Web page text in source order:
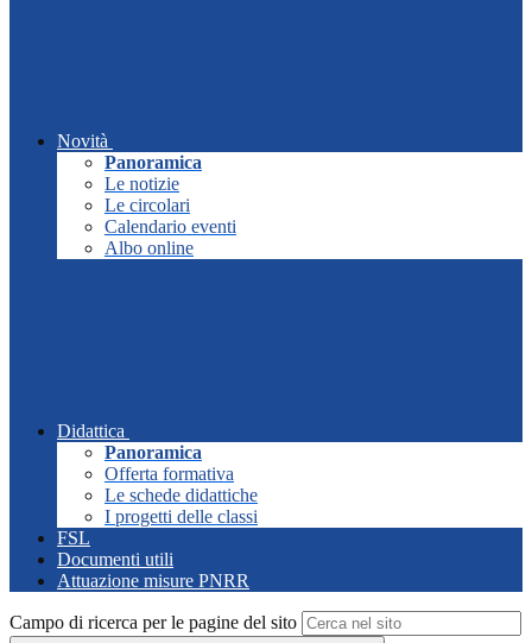
Novità
Panoramica
Le notizie
Le circolari
Calendario eventi
Albo online
Didattica
Panoramica
Offerta formativa
Le schede didattiche
I progetti delle classi
FSL
Documenti utili
Attuazione misure PNRR
Campo di ricerca per le pagine del sito